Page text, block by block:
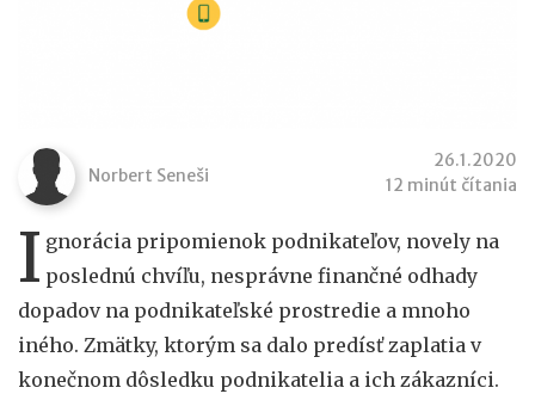
Norbert Seneši
26.1.2020
12 minút čítania
I gnorácia pripomienok podnikateľov, novely na
poslednú chvíľu, nesprávne finančné odhady
dopadov na podnikateľské prostredie a mnoho
iného. Zmätky, ktorým sa dalo predísť zaplatia v
konečnom dôsledku podnikatelia a ich zákazníci.